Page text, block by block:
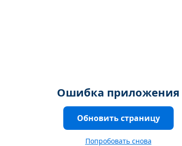
Ошибка приложения
Обновить страницу
Попробовать снова